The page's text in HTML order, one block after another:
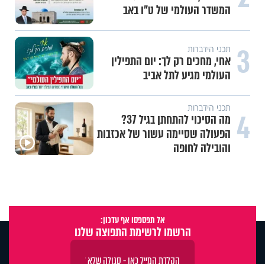
המשדר העולמי של ט"ו באב
3 תכני הידברות
אחי, מחכים רק לך: יום התפילין
העולמי מגיע לתל אביב
4 תכני הידברות
מה הסיכוי להתחתן בגיל 37?
הפעולה שסיימה עשור של אכזבות
והובילה לחופה
אל תפספסו אף עדכון:
הרשמו לרשימת התפוצה שלנו